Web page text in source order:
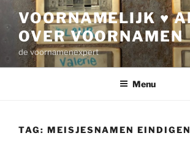
inhoud
VOORNAMELIJK ♥
OVER VOORNAMEN
de voornamenexpert
Menu
TAG: MEISJESNAMEN